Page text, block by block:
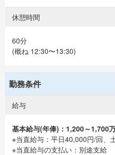
休憩時間
60分
(概ね 12:30〜13:30)
勤務条件
給与
基本給与(年俸)：1,200～1,700
※当直給与：平日40,000円/回、
※当直給与の支払い：別途支給